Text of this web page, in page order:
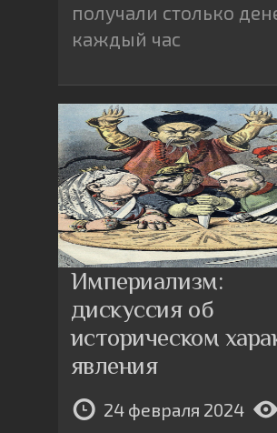
получали столько
каждый час
Империализм:
дискуссия об
историческом
явления
24 февраля 2024